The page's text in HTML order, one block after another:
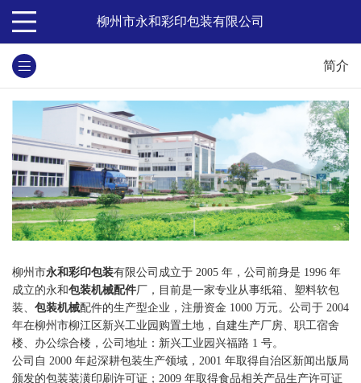
柳州市永和彩印包装有限公司
简介
柳州市永和彩印包装有限公司成立于 2005 年，公司前身是 1996 年
成立的永和包装机械配件厂，目前是一家专业从事纸箱、塑料软包
装、 包装机械配件的生产型企业，注册资金 1000 万元。公司于 2004
年在柳州市柳江区新兴工业园购置土地，自建生产厂房、职工宿舍
楼、办公综合楼，公司地址：新兴工业园兴福路 1 号。
公司自 2000 年起深耕包装生产领域，2001 年取得自治区新闻出版局
颁发的包装装潢印刷许可证；2009 年取得食品相关产品生产许可证